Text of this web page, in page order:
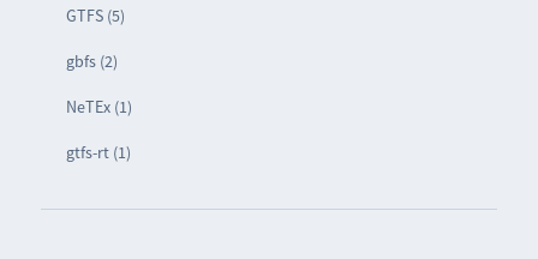
GTFS (5)
gbfs (2)
NeTEx (1)
gtfs-rt (1)